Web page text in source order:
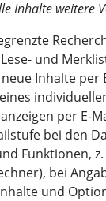
Inhalte weitere
und
Inhalte per
per E-
bei den
Funktionen,
bei
und